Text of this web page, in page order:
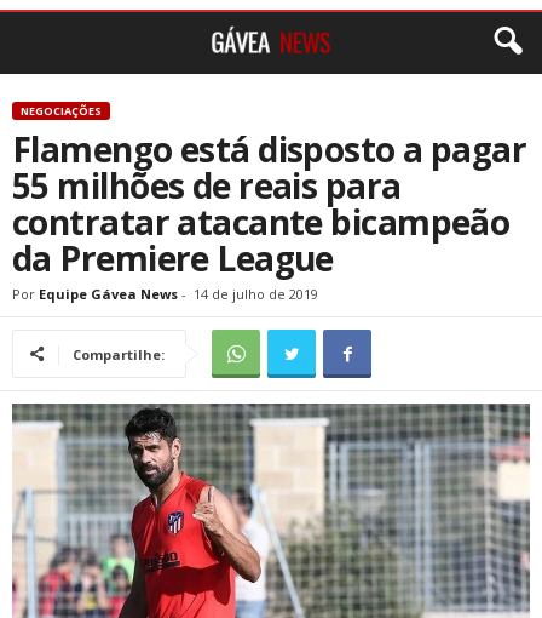
NEGOCIAÇÕES
Flamengo está disposto a pagar
55 milhões de reais para
contratar atacante bicampeão
da Premiere League
Por Equipe Gávea News - 14 de julho de 2019
Compartilhe: